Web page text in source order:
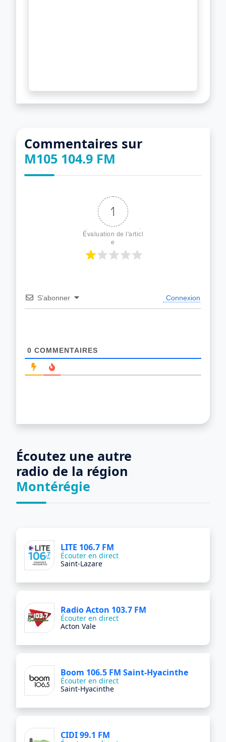
Commentaires sur
M105 104.9 FM
1
Évaluation de l'articl
e
S’abonner Connexion
0 COMMENTAIRES
Écoutez une autre
radio de la région
Montérégie
LITE 106.7 FM
Écouter en direct
Saint-Lazare
Radio Acton 103.7 FM
Écouter en direct
Acton Vale
Boom 106.5 FM Saint-Hyacinthe
Écouter en direct
Saint-Hyacinthe
CIDI 99.1 FM